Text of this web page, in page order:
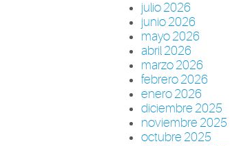
julio 2026
junio 2026
mayo 2026
abril 2026
marzo 2026
febrero 2026
enero 2026
diciembre 2025
noviembre 2025
octubre 2025